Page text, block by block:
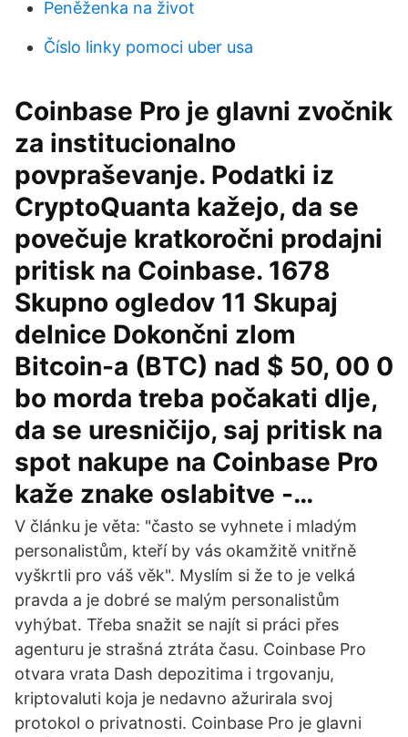
Peněženka na život
Číslo linky pomoci uber usa
Coinbase Pro je glavni zvočnik
za institucionalno
povpraševanje. Podatki iz
CryptoQuanta kažejo, da se
povečuje kratkoročni prodajni
pritisk na Coinbase. 1678
Skupno ogledov 11 Skupaj
delnice Dokončni zlom
Bitcoin-a (BTC) nad $ 50, 00 0
bo morda treba počakati dlje,
da se uresničijo, saj pritisk na
spot nakupe na Coinbase Pro
kaže znake oslabitve -…
V článku je věta: "často se vyhnete i mladým
personalistům, kteří by vás okamžitě vnitřně
vyškrtli pro váš věk". Myslím si že to je velká
pravda a je dobré se malým personalistům
vyhýbat. Třeba snažit se najít si práci přes
agenturu je strašná ztráta času. Coinbase Pro
otvara vrata Dash depozitima i trgovanju,
kriptovaluti koja je nedavno ažurirala svoj
protokol o privatnosti. Coinbase Pro je glavni